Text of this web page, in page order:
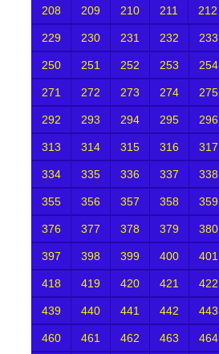
208 209 210 211 212
229 230 231 232 233
250 251 252 253 254
271 272 273 274 275
292 293 294 295 296
313 314 315 316 317
334 335 336 337 338
355 356 357 358 359
376 377 378 379 380
397 398 399 400 401
418 419 420 421 422
439 440 441 442 443
460 461 462 463 464